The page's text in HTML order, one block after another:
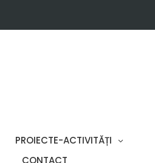
PROIECTE-ACTIVITĂȚI